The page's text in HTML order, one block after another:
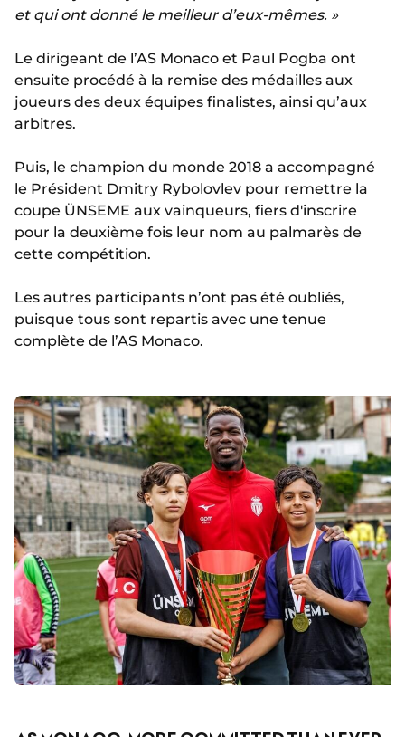
et qui ont donné le meilleur d’eux-mêmes. »
Le dirigeant de l’AS Monaco et Paul Pogba ont
ensuite procédé à la remise des médailles aux
joueurs des deux équipes finalistes, ainsi qu’aux
arbitres.
Puis, le champion du monde 2018 a accompagné
le Président Dmitry Rybolovlev pour remettre la
coupe ÜNSEME aux vainqueurs, fiers d'inscrire
pour la deuxième fois leur nom au palmarès de
cette compétition.
Les autres participants n’ont pas été oubliés,
puisque tous sont repartis avec une tenue
complète de l’AS Monaco.